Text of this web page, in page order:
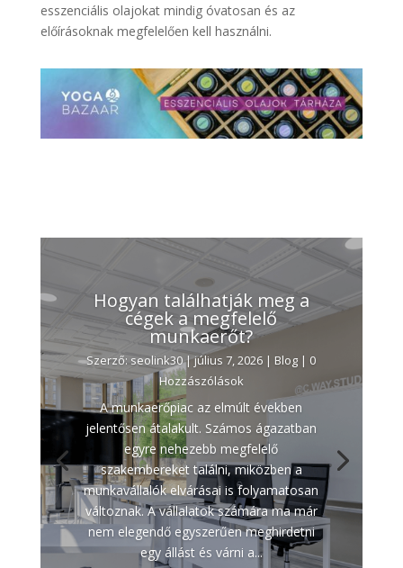
esszenciális olajokat mindig óvatosan és az
előírásoknak megfelelően kell használni.
Hogyan találhatják meg a
cégek a megfelelő
munkaerőt?
Szerző: seolink30|július 7, 2026 | Blog | 0
Hozzászólások
A munkaerőpiac az elmúlt években
jelentősen átalakult. Számos ágazatban
egyre nehezebb megfelelő
szakembereket találni, miközben a
munkavállalók elvárásai is folyamatosan
változnak. A vállalatok számára ma már
nem elegendő egyszerűen meghirdetni
egy állást és várni a...